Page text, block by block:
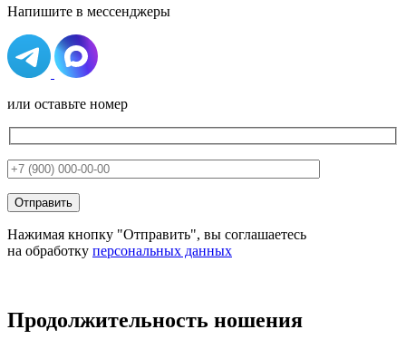
Напишите в мессенджеры
или оставьте номер
Нажимая кнопку "Отправить", вы соглашаетесь
на обработку персональных данных
Продолжительность ношения